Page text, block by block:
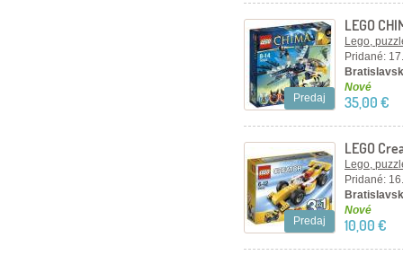
Predaj
LEGO
Lego,
Pridané:
Nové
35,00 €
Predaj
LEGO
Lego,
Pridané:
Nové
10,00 €